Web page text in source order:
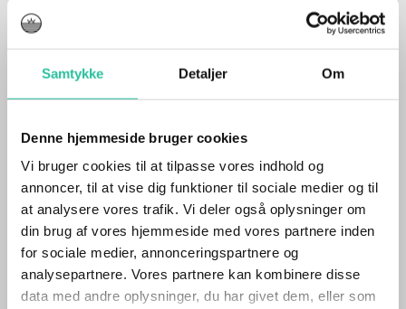
Samtykke Detaljer Om
Denne hjemmeside bruger cookies
Vi bruger cookies til at tilpasse vores indhold og
annoncer, til at vise dig funktioner til sociale medier og til
at analysere vores trafik. Vi deler også oplysninger om
din brug af vores hjemmeside med vores partnere inden
for sociale medier, annonceringspartnere og
analysepartnere. Vores partnere kan kombinere disse
data med andre oplysninger, du har givet dem, eller som
Andre skriver
I Byen
Rejser
Politik
Sport
Politirapporten
Navne
Samfund
Ø-TV
Tro
Shopping